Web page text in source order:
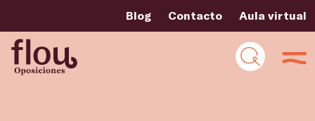
Blog Contacto Aula virtual